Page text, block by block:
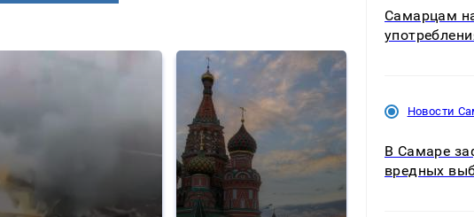
Самарцам
Новости
В Самаре
вредных